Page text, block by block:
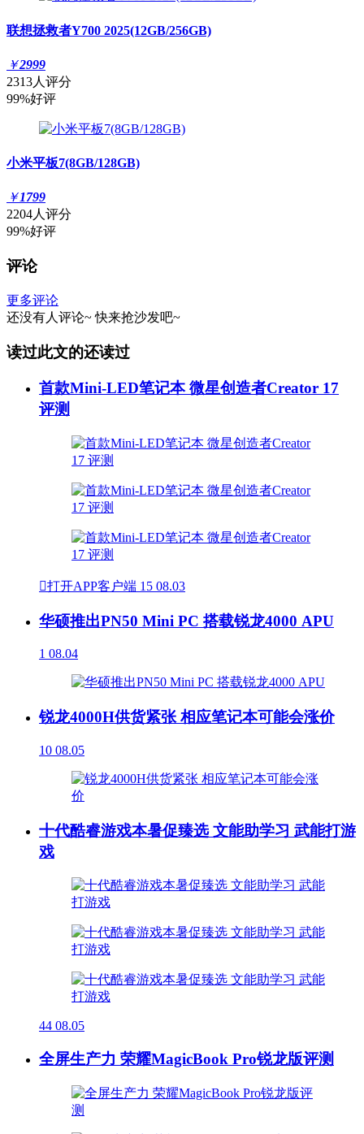
联想拯救者Y700 2025(12GB/256GB)
￥2999
2313人评分
99%好评
小米平板7(8GB/128GB)
￥1799
2204人评分
99%好评
评论
更多评论
还没有人评论~ 快来抢沙发吧~
读过此文的还读过
首款Mini-LED笔记本 微星创造者Creator 17
评测
打开APP客户端 15 08.03
华硕推出PN50 Mini PC 搭载锐龙4000 APU
1 08.04
锐龙4000H供货紧张 相应笔记本可能会涨价
10 08.05
十代酷睿游戏本暑促臻选 文能助学习 武能打游
戏
44 08.05
全屏生产力 荣耀MagicBook Pro锐龙版评测